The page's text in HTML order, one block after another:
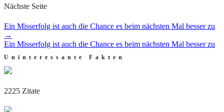
Nächste Seite
Ein Misserfolg ist auch die Chance es beim nächsten Mal besser zu
→
Ein Misserfolg ist auch die Chance es beim nächsten Mal besser zu
Uninteressante Fakten
2225 Zitate